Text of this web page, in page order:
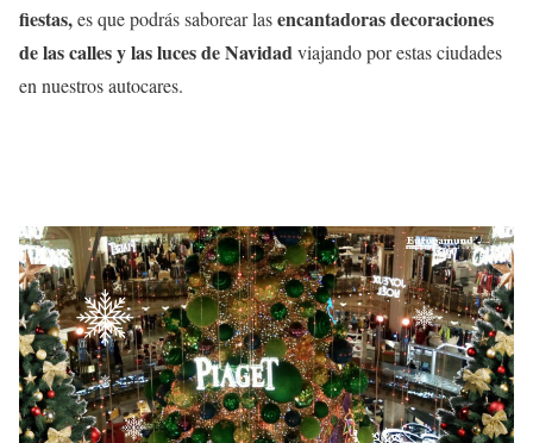
fiestas,es que podrás saborear lasencantadoras decoraciones
de las calles y las luces de Navidadviajando por estas ciudades
en nuestros autocares.